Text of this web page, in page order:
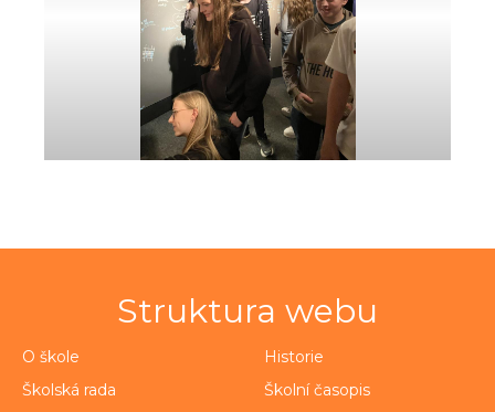
Struktura webu
O škole
Historie
Školská rada
Školní časopis